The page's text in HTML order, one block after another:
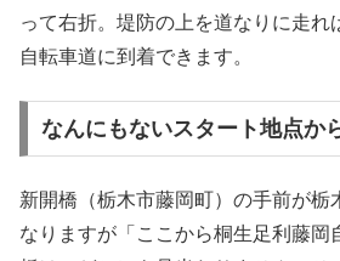
って右折。堤防の上を道なりに走れ
自転車道に到着できます。
なんにもないスタート地点か
新開橋（栃木市藤岡町）の手前が栃
なりますが「ここから桐生足利藤岡